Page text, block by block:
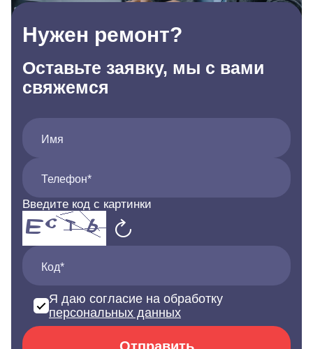
Нужен ремонт?
Оставьте заявку, мы с вами
свяжемся
Имя
Телефон*
Введите код с картинки
Код*
Я даю согласие на обработку
персональных данных